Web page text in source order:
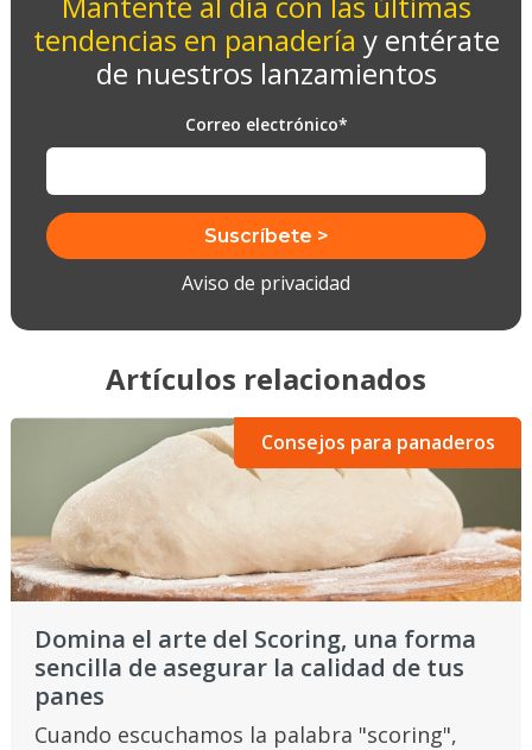
tendencias en panadería y entérate
de nuestros lanzamientos
Correo electrónico*
Aviso de privacidad
Artículos relacionados
Consejos para panaderos
Domina el arte del Scoring, una forma
sencilla de asegurar la calidad de tus
panes
Cuando escuchamos la palabra "scoring",